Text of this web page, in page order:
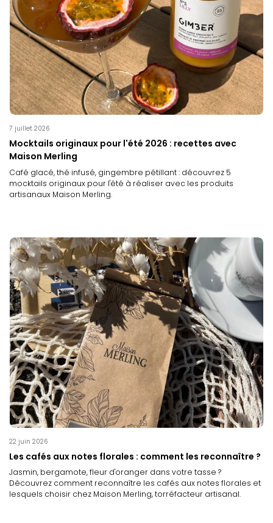
7 juillet 2026
Mocktails originaux pour l'été 2026 : recettes avec
Maison Merling
Café glacé, thé infusé, gingembre pétillant : découvrez 5
mocktails originaux pour l'été à réaliser avec les produits
artisanaux Maison Merling.
22 juin 2026
Les cafés aux notes florales : comment les reconnaître ?
Jasmin, bergamote, fleur d'oranger dans votre tasse ?
Découvrez comment reconnaître les cafés aux notes florales et
lesquels choisir chez Maison Merling, torréfacteur artisanal.